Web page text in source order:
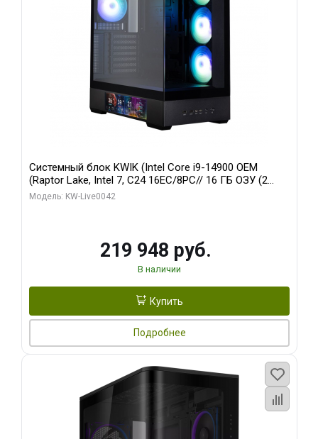
Системный блок KWIK (Intel Core i9-14900 OEM
(Raptor Lake, Intel 7, C24 16EC/8PC// 16 ГБ ОЗУ (2
модуля)/ Gigabyte RTX5070Ti EAGLE OC ICE SFF 16GB
Модель: KW-Live0042
219 948 руб.
В наличии
Купить
Подробнее